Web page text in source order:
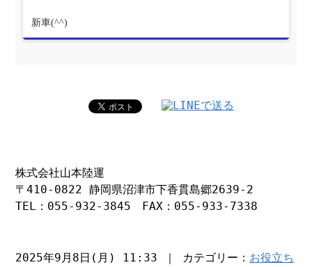
新車(^^)
株式会社山本陸運
〒410-0822 静岡県沼津市下香貫島郷2639-2
TEL：055-932-3845 FAX：055-933-7338
2025年9月8日(月) 11:33 ｜ カテゴリー： お役立ち